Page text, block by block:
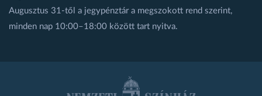
Augusztus 31-től a jegypénztár a megszokott rend szerint,
minden nap 10:00–18:00 között tart nyitva.